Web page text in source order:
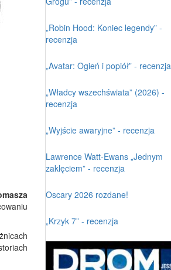
„Robin Hood: Koniec legendy” -
recenzja
„Avatar: Ogień i popiół” - recenzja
„Władcy wszechświata” (2026) -
recenzja
„Wyjście awaryjne” - recenzja
Lawrence Watt-Ewans „Jednym
zaklęciem” - recenzja
Oscary 2026 rozdane!
„Krzyk 7” - recenzja